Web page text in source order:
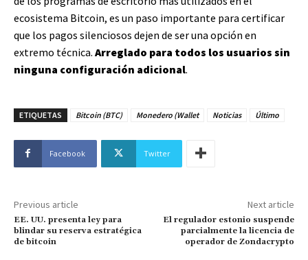
ecosistema Bitcoin, es un paso importante para certificar
que los pagos silenciosos dejen de ser una opción en
extremo técnica. Arreglado para todos los usuarios sin
ninguna configuración adicional.
ETIQUETAS Bitcoin (BTC) Monedero (Wallet Noticias Último
Facebook Twitter
Previous article
EE. UU. presenta ley para
blindar su reserva estratégica
de bitcoin
Next article
El regulador estonio suspende
parcialmente la licencia de
operador de Zondacrypto